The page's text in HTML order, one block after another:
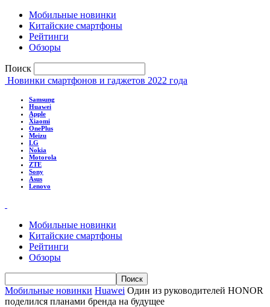
Мобильные новинки
Китайские смартфоны
Рейтинги
Обзоры
Поиск
Новинки смартфонов и гаджетов 2022 года
Samsung
Huawei
Apple
Xiaomi
OnePlus
Meizu
LG
Nokia
Motorola
ZTE
Sony
Asus
Lenovo
Мобильные новинки
Китайские смартфоны
Рейтинги
Обзоры
Мобильные новинки Huawei Один из руководителей HONOR
поделился планами бренда на будущее